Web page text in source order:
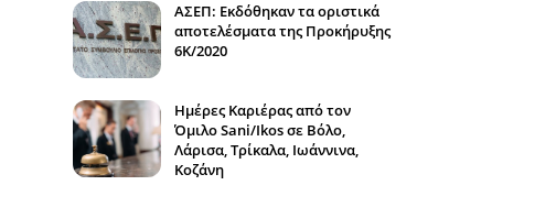
ΑΣΕΠ: Εκδόθηκαν τα οριστικά
αποτελέσματα της Προκήρυξης
6Κ/2020
Ημέρες Καριέρας από τον
Όμιλο Sani/Ikos σε Βόλο,
Λάρισα, Τρίκαλα, Ιωάννινα,
Κοζάνη